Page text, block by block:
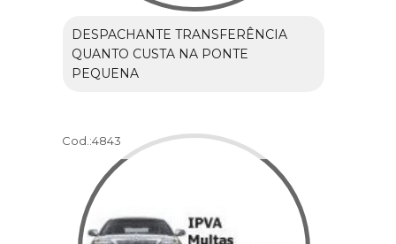
DESPACHANTE TRANSFERÊNCIA
QUANTO CUSTA NA PONTE
PEQUENA
Cod.:4843